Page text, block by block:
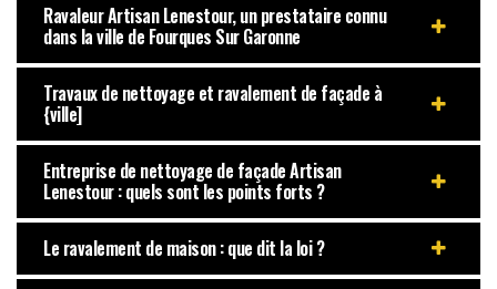
Ravaleur Artisan Lenestour, un prestataire connu
dans la ville de Fourques Sur Garonne
Travaux de nettoyage et ravalement de façade à
{ville]
Entreprise de nettoyage de façade Artisan
Lenestour : quels sont les points forts ?
Le ravalement de maison : que dit la loi ?